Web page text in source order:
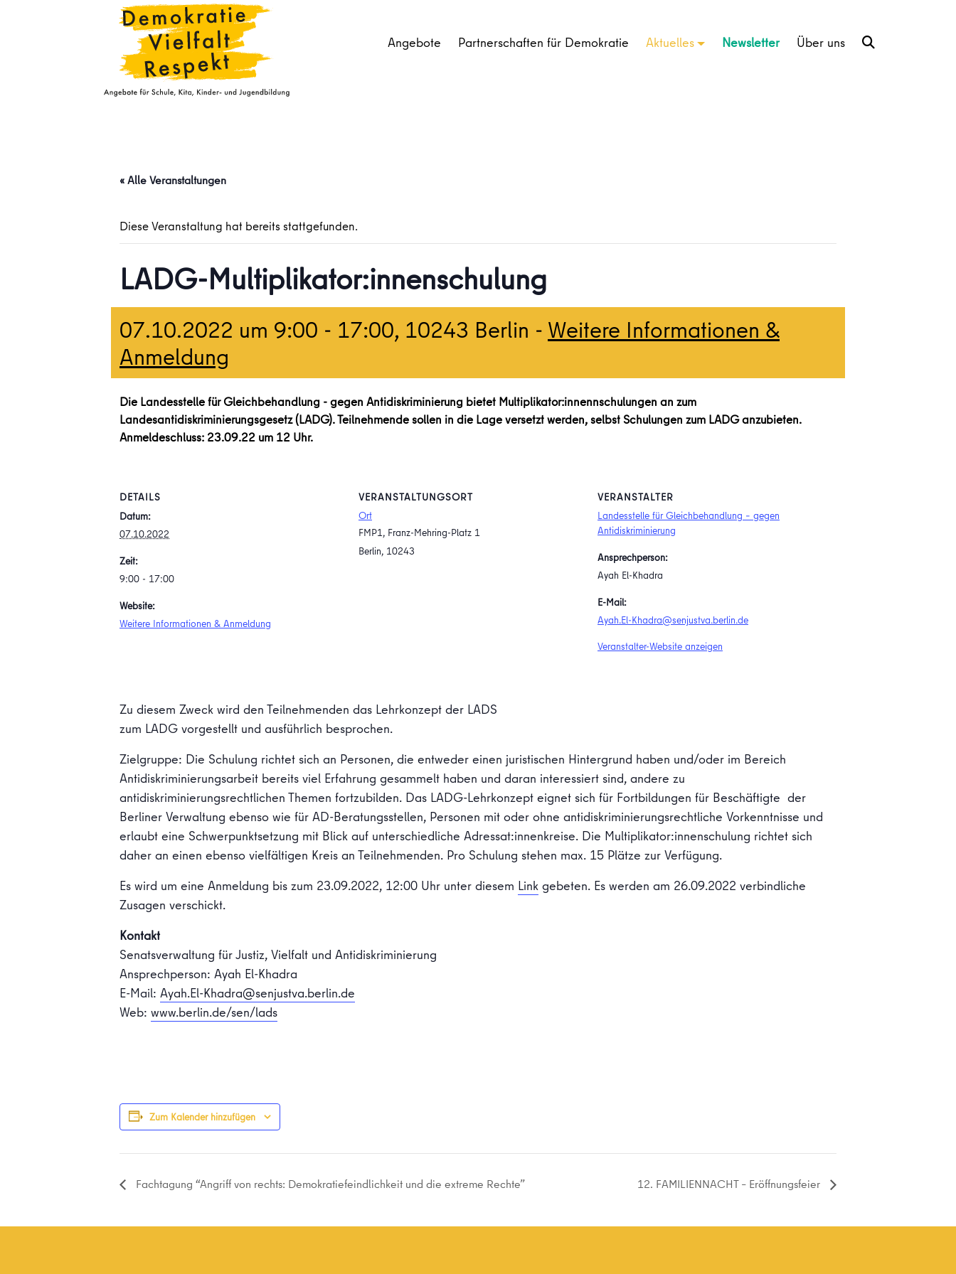
Angebote Partnerschaften für Demokratie Aktuelles Newsletter Über uns
« Alle Veranstaltungen
Diese Veranstaltung hat bereits stattgefunden.
LADG-Multiplikator:innenschulung
07.10.2022 um 9:00 - 17:00, 10243 Berlin - Weitere Informationen &
Anmeldung
Die Landesstelle für Gleichbehandlung - gegen Antidiskriminierung bietet Multiplikator:innennschulungen an zum
Landesantidiskriminierungsgesetz (LADG). Teilnehmende sollen in die Lage versetzt werden, selbst Schulungen zum LADG anzubieten.
Anmeldeschluss: 23.09.22 um 12 Uhr.
DETAILS
Datum:
07.10.2022
Zeit:
9:00 - 17:00
Website:
Weitere Informationen & Anmeldung
VERANSTALTUNGSORT
Ort
FMP1, Franz-Mehring-Platz 1
Berlin, 10243
VERANSTALTER
Landesstelle für Gleichbehandlung – gegen
Antidiskriminierung
Ansprechperson:
Ayah El-Khadra
E-Mail:
Ayah.El-Khadra@senjustva.berlin.de
Veranstalter-Website anzeigen
Zu diesem Zweck wird den Teilnehmenden das Lehrkonzept der LADS
zum LADG vorgestellt und ausführlich besprochen.
Zielgruppe: Die Schulung richtet sich an Personen, die entweder einen juristischen Hintergrund haben und/oder im Bereich
Antidiskriminierungsarbeit bereits viel Erfahrung gesammelt haben und daran interessiert sind, andere zu
antidiskriminierungsrechtlichen Themen fortzubilden. Das LADG-Lehrkonzept eignet sich für Fortbildungen für Beschäftigte der
Berliner Verwaltung ebenso wie für AD-Beratungsstellen, Personen mit oder ohne antidiskriminierungsrechtliche Vorkenntnisse und
erlaubt eine Schwerpunktsetzung mit Blick auf unterschiedliche Adressat:innenkreise. Die Multiplikator:innenschulung richtet sich
daher an einen ebenso vielfältigen Kreis an Teilnehmenden. Pro Schulung stehen max. 15 Plätze zur Verfügung.
Es wird um eine Anmeldung bis zum 23.09.2022, 12:00 Uhr unter diesem Link gebeten. Es werden am 26.09.2022 verbindliche
Zusagen verschickt.
Kontakt
Senatsverwaltung für Justiz, Vielfalt und Antidiskriminierung
Ansprechperson: Ayah El-Khadra
E-Mail: Ayah.El-Khadra@senjustva.berlin.de
Web: www.berlin.de/sen/lads
Zum Kalender hinzufügen
Fachtagung “Angriff von rechts: Demokratiefeindlichkeit und die extreme Rechte” 12. FAMILIENNACHT – Eröffnungsfeier